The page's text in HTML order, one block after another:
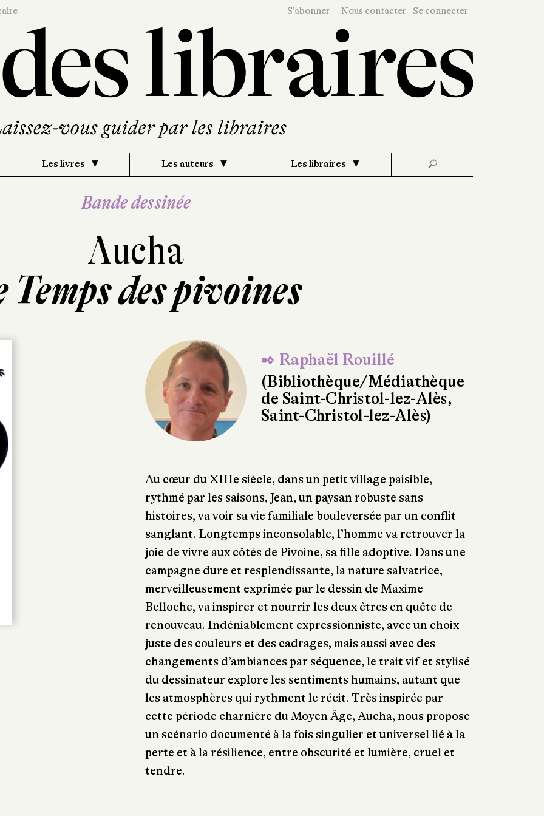
S'abonner Nous contacter Se connecter
Les livres Les auteurs Les libraires 🔎
Bande dessinée
Aucha
Temps des pivoines
✒ Raphaël Rouillé
(Bibliothèque/Médiathèque
de Saint-Christol-lez-Alès,
Saint-Christol-lez-Alès)
Au cœur du XIIIe siècle, dans un petit village paisible,
rythmé par les saisons, Jean, un paysan robuste sans
histoires, va voir sa vie familiale bouleversée par un conflit
sanglant. Longtemps inconsolable, l’homme va retrouver la
joie de vivre aux côtés de Pivoine, sa fille adoptive. Dans une
campagne dure et resplendissante, la nature salvatrice,
merveilleusement exprimée par le dessin de Maxime
Belloche, va inspirer et nourrir les deux êtres en quête de
renouveau. Indéniablement expressionniste, avec un choix
juste des couleurs et des cadrages, mais aussi avec des
changements d’ambiances par séquence, le trait vif et stylisé
du dessinateur explore les sentiments humains, autant que
les atmosphères qui rythment le récit. Très inspirée par
cette période charnière du Moyen Âge, Aucha, nous propose
un scénario documenté à la fois singulier et universel lié à la
perte et à la résilience, entre obscurité et lumière, cruel et
tendre.